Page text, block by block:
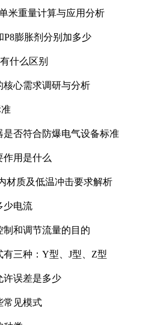
米重量计算与应用分析
P8膨胀剂分别加多少
什么区别
核心需求调研与分析
是否符合防爆电气设备标准
作用是什么
材质及低温冲击要求解析
少电流
和调节流量的目的
三种：Y型、J型、Z型
许误差是多少
常见模式